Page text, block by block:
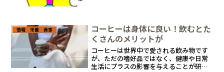
情報 栄養 食事
コーヒーは身体に良い！飲むとた
くさんのメリットが
コーヒーは世界中で愛される飲み物です
が、ただの嗜好品ではなく、健康や日常
生活にプラスの影響を与えることが研究